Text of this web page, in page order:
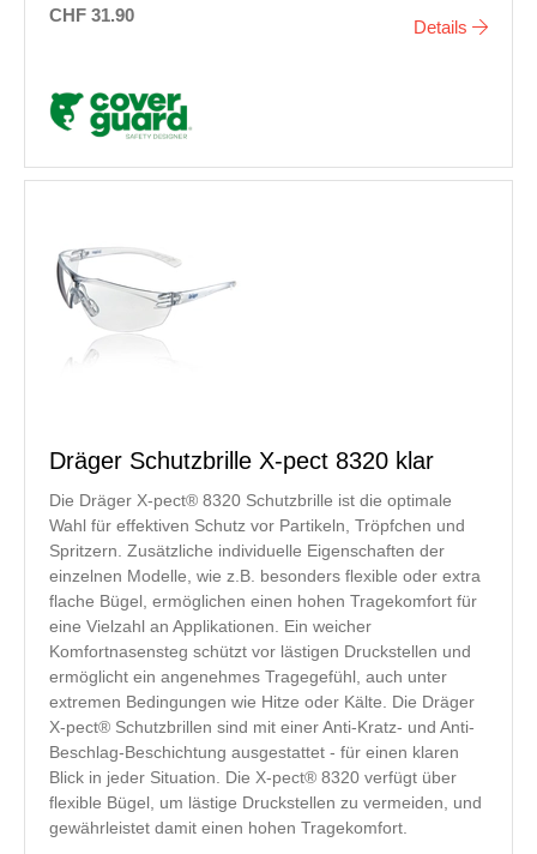
CHF 31.90
Details
Dräger Schutzbrille X-pect 8320 klar
Die Dräger X-pect® 8320 Schutzbrille ist die optimale
Wahl für effektiven Schutz vor Partikeln, Tröpfchen und
Spritzern. Zusätzliche individuelle Eigenschaften der
einzelnen Modelle, wie z.B. besonders flexible oder extra
flache Bügel, ermöglichen einen hohen Tragekomfort für
eine Vielzahl an Applikationen. Ein weicher
Komfortnasensteg schützt vor lästigen Druckstellen und
ermöglicht ein angenehmes Tragegefühl, auch unter
extremen Bedingungen wie Hitze oder Kälte. Die Dräger
X-pect® Schutzbrillen sind mit einer Anti-Kratz- und Anti-
Beschlag-Beschichtung ausgestattet - für einen klaren
Blick in jeder Situation. Die X-pect® 8320 verfügt über
flexible Bügel, um lästige Druckstellen zu vermeiden, und
gewährleistet damit einen hohen Tragekomfort.